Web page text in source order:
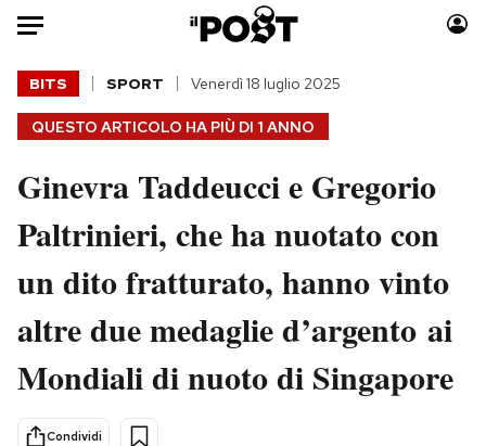
Auto
HOME
Italia
Politica
Tecnologia
Scienza
Cultura
Sport
Moda
Consumismi
Storie/Idee
Media
Europa
QUESTO ARTICOLO HA PIÙ DI 1 ANNO
BITS SPORT Venerdì 18 luglio 2025
Ginevra Taddeucci e Gregorio
Paltrinieri, che ha nuotato con
un dito fratturato, hanno vinto
altre due medaglie d’argento ai
Mondiali di nuoto di Singapore
Condividi